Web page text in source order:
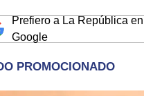
Prefiero a La República en
Google